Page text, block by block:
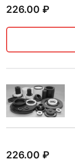
226.00 ₽
226.00 ₽